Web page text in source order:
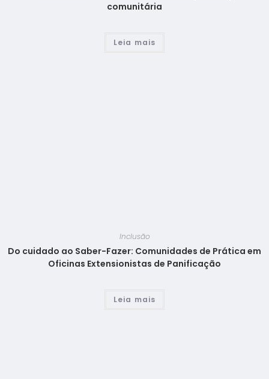
comunitária
Leia mais
Inclusão
Do cuidado ao Saber-Fazer: Comunidades de Prática em
Oficinas Extensionistas de Panificação
Leia mais